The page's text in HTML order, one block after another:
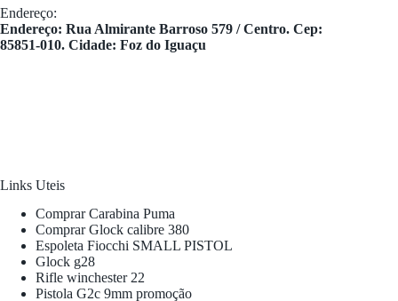
Endereço:
​Endereço: Rua Almirante Barroso 579 / Centro. Cep:
85851-010. Cidade: Foz do Iguaçu
Links Uteis
Comprar Carabina Puma
Comprar Glock calibre 380
Espoleta Fiocchi SMALL PISTOL
Glock g28
Rifle winchester 22
Pistola G2c 9mm promoção